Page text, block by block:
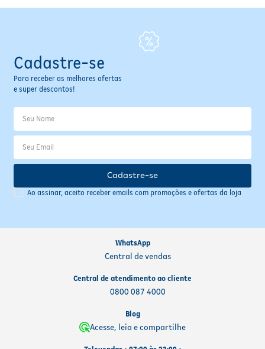
Cadastre-se
Para receber as melhores ofertas
e super descontos!
Ao assinar, aceito receber emails com promoções e ofertas da loja
Cadastre-se
WhatsApp
Central de vendas
Central de atendimento ao cliente
0800 087 4000
Blog
Acesse, leia e compartilhe